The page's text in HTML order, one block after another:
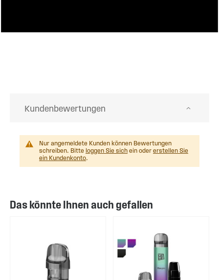
Kundenbewertungen
Nur angemeldete Kunden können Bewertungen
schreiben. Bitte loggen Sie sich ein oder erstellen Sie
ein Kundenkonto.
Das könnte Ihnen auch gefallen